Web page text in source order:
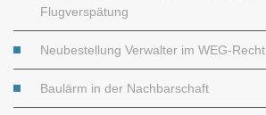
Flugverspätung
Neubestellung Verwalter im WEG-Recht
Baulärm in der Nachbarschaft